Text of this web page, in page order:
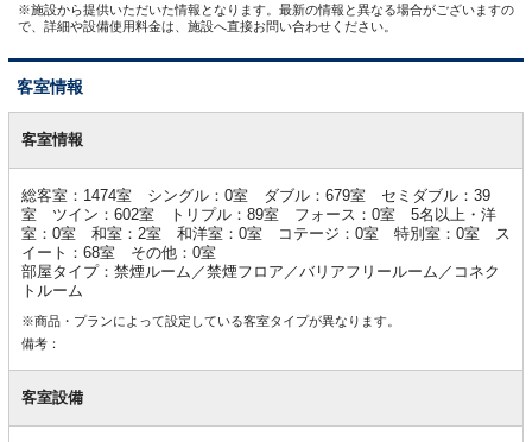
※施設から提供いただいた情報となります。最新の情報と異なる場合がございますの
で、詳細や設備使用料金は、施設へ直接お問い合わせください。
客室情報
室客室情報
総客室：1474室 シングル：0室 ダブル：679室 セミダブル：39
室 ツイン：602室 トリプル：89室 フォース：0室 5名以上・洋
室：0室 和室：2室 和洋室：0室 コテージ：0室 特別室：0室 ス
イート：68室 その他：0室
部屋タイプ：禁煙ルーム／禁煙フロア／バリアフリールーム／コネク
トルーム
※商品・プランによって設定している客室タイプが異なります。
備考：
客室設備